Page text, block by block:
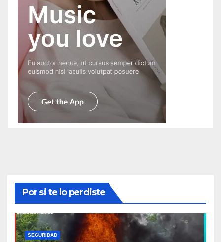
Por si te lo perdiste
SEGURIDAD